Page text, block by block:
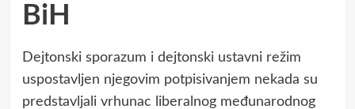
BiH
Dejtonski sporazum i dejtonski ustavni režim
uspostavljen njegovim potpisivanjem nekada su
predstavljali vrhunac liberalnog međunarodnog